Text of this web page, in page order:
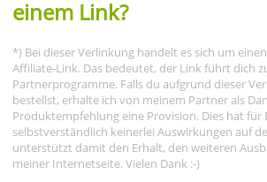
einem Link?
*) Bei dieser Verlinkung handelt es sich um
Affiliate-Link. Das bedeutet, der Link führt dich
Partnerprogramme. Falls du aufgrund dieser
bestellst, erhalte ich von meinem Partner als
Produktempfehlung eine Provision. Dies hat für
selbstverständlich keinerlei Auswirkungen auf
unterstützt damit den Erhalt, den weiteren
meiner Internetseite. Vielen Dank :-)